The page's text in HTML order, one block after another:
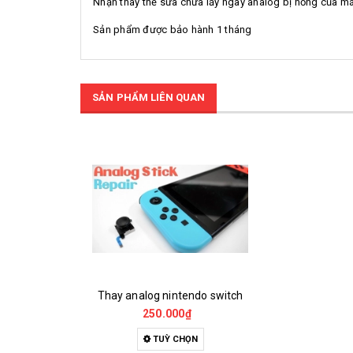
Sản phẩm được bảo hành 1 tháng
SẢN PHẨM LIÊN QUAN
Thay analog nintendo switch
250.000₫
TUỲ CHỌN